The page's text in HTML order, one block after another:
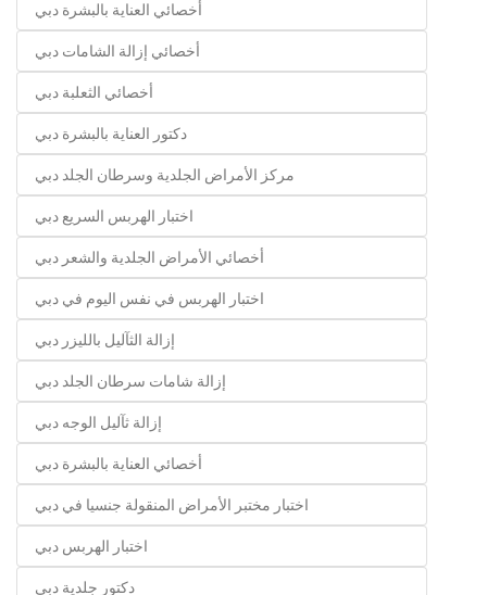
أخصائي العناية بالبشرة دبي
أخصائي إزالة الشامات دبي
أخصائي الثعلبة دبي
دكتور العناية بالبشرة دبي
مركز الأمراض الجلدية وسرطان الجلد دبي
اختبار الهربس السريع دبي
أخصائي الأمراض الجلدية والشعر دبي
اختبار الهربس في نفس اليوم في دبي
إزالة الثآليل بالليزر دبي
إزالة شامات سرطان الجلد دبي
إزالة ثآليل الوجه دبي
أخصائي العناية بالبشرة دبي
اختبار مختبر الأمراض المنقولة جنسيا في دبي
اختبار الهربس دبي
دكتور جلدية دبي